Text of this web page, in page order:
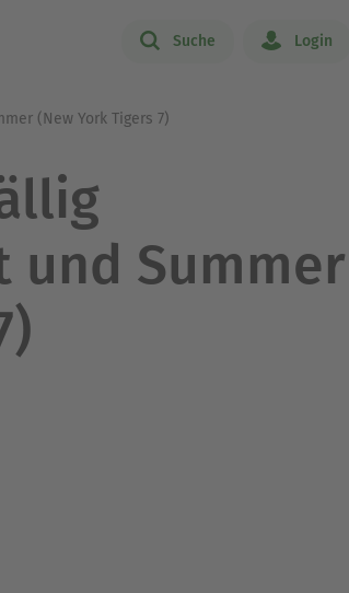
Suche Login
(New York Tigers 7)
und Summer